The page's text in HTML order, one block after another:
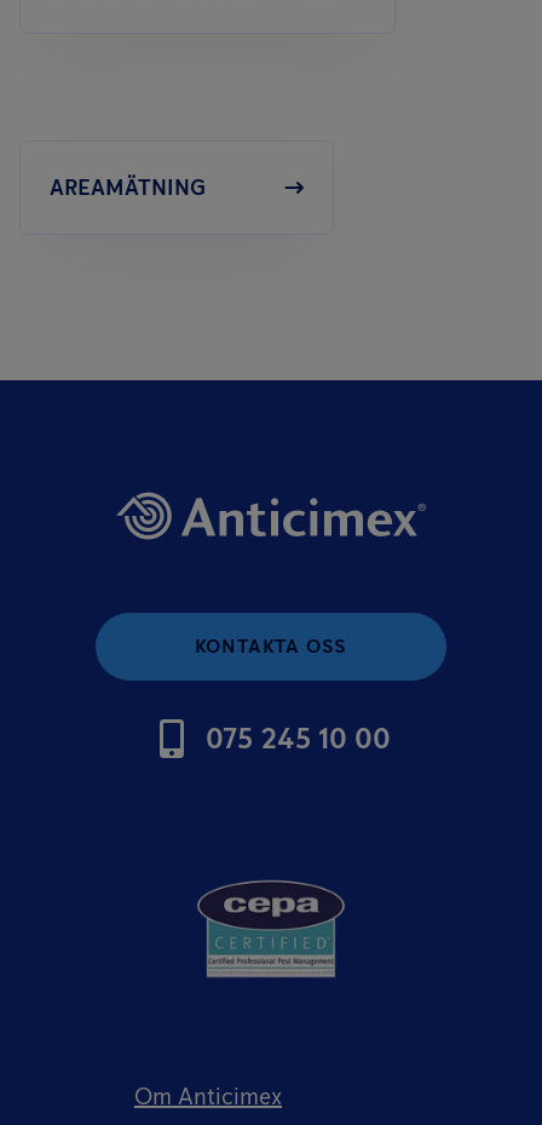
AREAMÄTNING
KONTAKTA OSS
075 245 10 00
Om Anticimex